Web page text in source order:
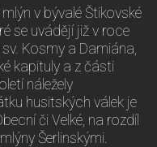
v bývalé Štikovské
se uvádějí již v roce
Kosmy a Damiána,
kapituly a z části
náležely
husitských válek je
či Velké, na rozdíl
Šerlinskými.